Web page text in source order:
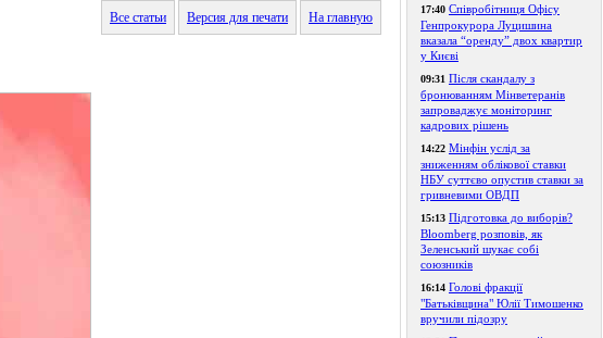
Все статьи Версия для печати На главную
17:40 Співробітниця Офісу
Генпрокурора Луцишина
вказала “оренду” двох квартир
у Києві
09:31 Після скандалу з
бронюванням Мінветеранів
запроваджує моніторинг
кадрових рішень
14:22 Мінфін услід за
зниженням облікової ставки
НБУ суттєво опустив ставки за
гривневими ОВДП
15:13 Підготовка до виборів?
Bloomberg розповів, як
Зеленський шукає собі
союзників
16:14 Голові фракції
"Батьківщина" Юлії Тимошенко
вручили підозру